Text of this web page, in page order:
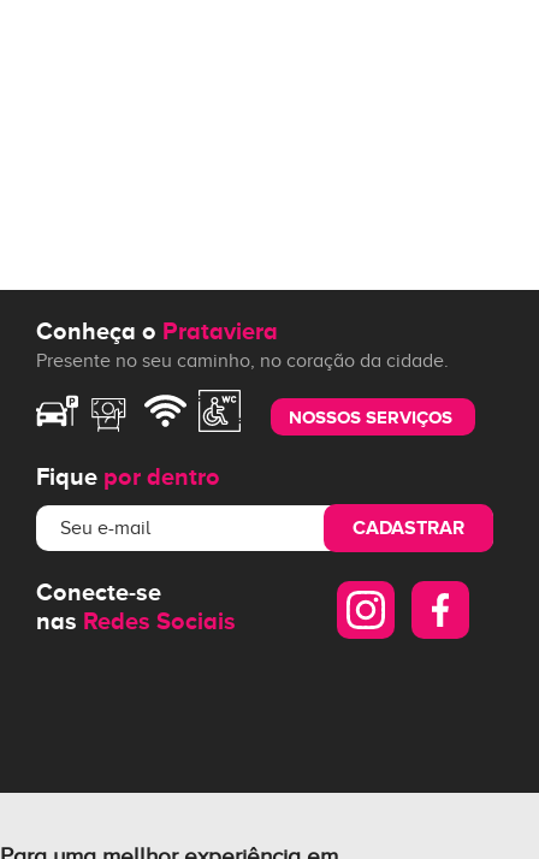
Conheça o Prataviera
Presente no seu caminho, no coração da cidade.
NOSSOS SERVIÇOS
Fique por dentro
CADASTRAR
Conecte-se
nas Redes Sociais